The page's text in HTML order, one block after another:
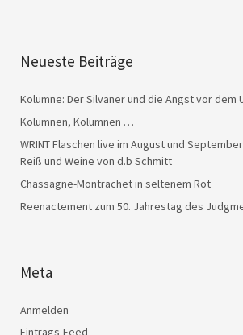
Neueste Beiträge
Kolumne: Der Silvaner und die Angst vor dem
Kolumnen, Kolumnen …
WRINT Flaschen live im August und
Reiß und Weine von d.b Schmitt
Chassagne-Montrachet in seltenem Rot
Reenactement zum 50. Jahrestag des
Meta
Anmelden
Eintrags-Feed